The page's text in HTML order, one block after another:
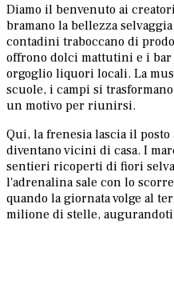
Diamo il benvenuto ai
bramano la bellezza
contadini traboccano di
offrono dolci mattutini e i
orgoglio liquori locali. La
scuole, i campi si
un motivo per riunirsi.
Qui, la frenesia lascia il
diventano vicini di casa. I
sentieri ricoperti di fiori
l'adrenalina sale con lo
quando la giornata volge al
milione di stelle,